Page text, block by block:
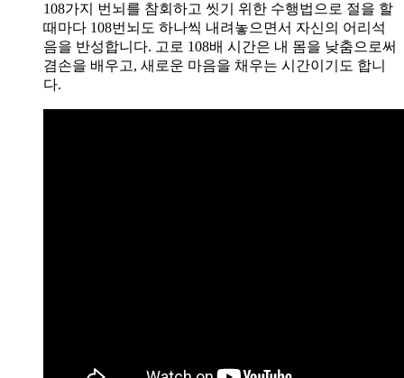
108가지 번뇌를 참회하고 씻기 위한 수행법으로 절을 할
때마다 108번뇌도 하나씩 내려놓으면서 자신의 어리석
음을 반성합니다. 고로 108배 시간은 내 몸을 낮춤으로써
겸손을 배우고, 새로운 마음을 채우는 시간이기도 합니
다.